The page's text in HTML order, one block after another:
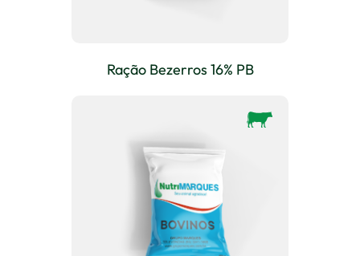
Ração Bezerros 16% PB